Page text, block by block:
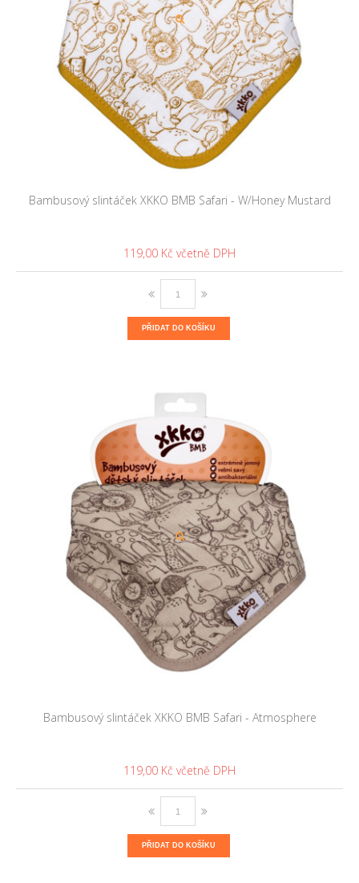
Bambusový slintáček XKKO BMB Safari - W/Honey Mustard
119,00 Kč
PŘIDAT DO KOŠÍKU
Bambusový slintáček XKKO BMB Safari - Atmosphere
119,00 Kč
PŘIDAT DO KOŠÍKU